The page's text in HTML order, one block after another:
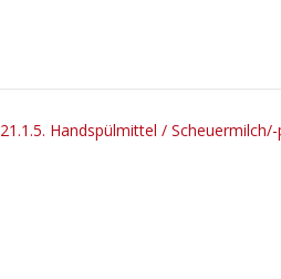
21.1.5. Handspülmittel /